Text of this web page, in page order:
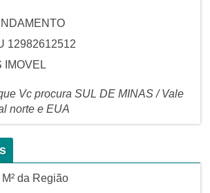
12982612512
IMOVEL
Vc procura SUL DE MINAS / Vale
norte e EUA
da Região